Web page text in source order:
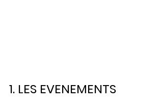
1. LES EVENEMENTS